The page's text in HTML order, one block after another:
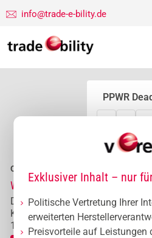
info@trade-e-bility.de
PPWR
Stunden Minuten
Online-Workshops zur
Wir bereiten Sie gezielt auf die
Deep Dive Themen: technische
Konformitätserklärung, EPR,
12.08. Jetzt Themen wählen und
Exklusiver Inhalt – nur
Politische Vertretung Ihrer
erweiterten
Preisvorteile auf Leistungen